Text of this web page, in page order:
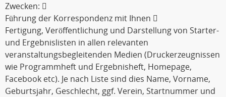
Zwecken: 
Führung der Korrespondenz mit Ihnen 
Fertigung, Veröffentlichung und Darstellung von Starter-
und Ergebnislisten in allen relevanten
veranstaltungsbegleitenden Medien (Druckerzeugnissen
wie Programmheft und Ergebnisheft, Homepage,
Facebook etc). Je nach Liste sind dies Name, Vorname,
Geburtsjahr, Geschlecht, ggf. Verein, Startnummer und